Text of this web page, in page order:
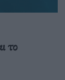
το